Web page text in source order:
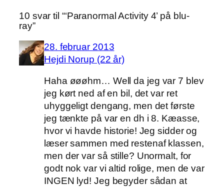
10 svar til “‘Paranormal Activity 4’ på blu-
ray”
28. februar 2013
Hejdi Norup (22 år)
Haha øøøhm… Well da jeg var 7 blev
jeg kørt ned af en bil, det var ret
uhyggeligt dengang, men det første
jeg tænkte på var en dh i 8. Kæasse,
hvor vi havde historie! Jeg sidder og
læser sammen med restenaf klassen,
men der var så stille? Unormalt, for
godt nok var vi altid rolige, men de var
INGEN lyd! Jeg begyder sådan at